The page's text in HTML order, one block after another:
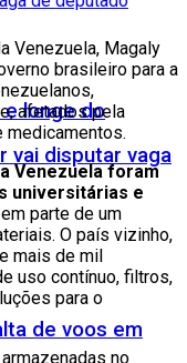
longe do
vai disputar vaga
de voos em
Venezuela, Magaly
brasileiro para a
afetados pela
medicamentos.
Venezuela foram
universitárias e
parte de um
O país vizinho,
mais de mil
uso contínuo, filtros,
para o
no